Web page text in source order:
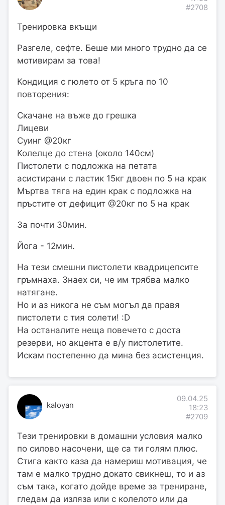
#2708
Тренировка вкъщи
Разгеле, сефте. Беше ми много трудно да се
мотивирам за това!
Кондиция с гюлето от 5 кръга по 10
повторения:
Скачане на въже до грешка
Лицеви
Суинг @20кг
Колелце до стена (около 140см)
Пистолети с подложка на петата
асистирани с ластик 15кг двоен по 5 на крак
Мъртва тяга на един крак с подложка на
пръстите от дефицит @20кг по 5 на крак
За почти 30мин.
Йога - 12мин.
На тези смешни пистолети квадрицепсите
гръмнаха. Знаех си, че им трябва малко
натягане.
Но и аз никога не съм могъл да правя
пистолети с тия солети! :D
На останалите неща повечето с доста
резерви, но акцента е в/у пистолетите.
Искам постепенно да мина без асистенция.
kaloyan
09.04.25
18:23
#2709
Тези тренировки в домашни условия малко
по силово насочени, ще са ти голям плюс.
Стига както каза да намериш мотивация, че
там е малко трудно докато свикнеш, то и аз
съм така, когато дойде време за трениране,
гледам да изляза или с колелото или да